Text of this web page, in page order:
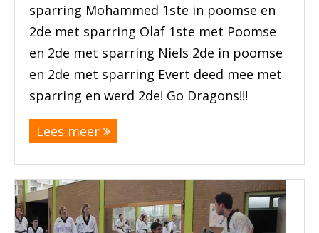
sparring Mohammed 1ste in poomse en
2de met sparring Olaf 1ste met Poomse
en 2de met sparring Niels 2de in poomse
en 2de met sparring Evert deed mee met
sparring en werd 2de! Go Dragons!!!
Lees meer